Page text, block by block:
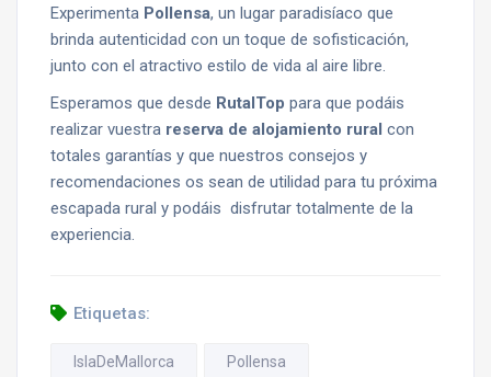
Experimenta Pollensa, un lugar paradisíaco que
brinda autenticidad con un toque de sofisticación,
junto con el atractivo estilo de vida al aire libre.
Esperamos que desde RutalTop para que podáis
realizar vuestra reserva de alojamiento rural con
totales garantías y que nuestros consejos y
recomendaciones os sean de utilidad para tu próxima
escapada rural y podáis disfrutar totalmente de la
experiencia.
Etiquetas:
IslaDeMallorca Pollensa